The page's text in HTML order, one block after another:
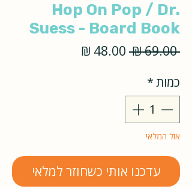
Hop On Pop / Dr.
Suess - Board Book
‏69.00 ‏₪
מחיר
כמות*
אזל המלאי
עדכנו אותי כשחוזר למלאי